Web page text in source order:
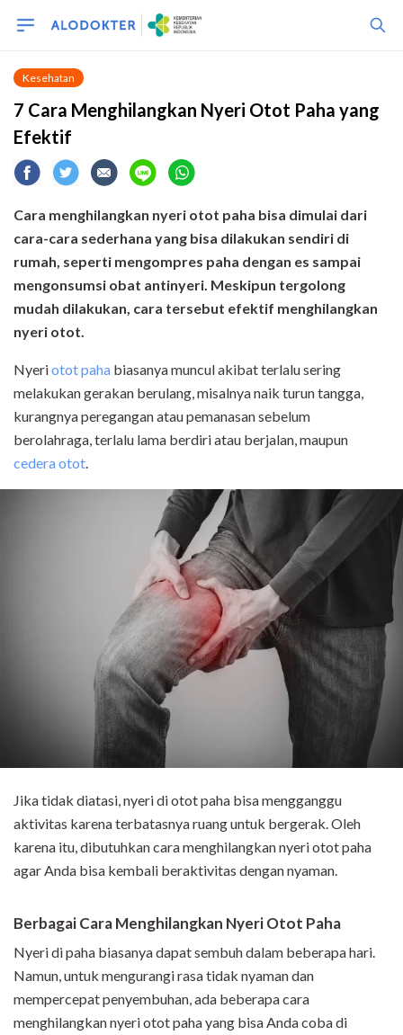
Kesehatan
7 Cara Menghilangkan Nyeri Otot Paha yang
Efektif
Cara menghilangkan nyeri otot paha bisa dimulai dari
cara-cara sederhana yang bisa dilakukan sendiri di
rumah, seperti mengompres paha dengan es sampai
mengonsumsi obat antinyeri. Meskipun tergolong
mudah dilakukan, cara tersebut efektif menghilangkan
nyeri otot.
Nyeriotot paha biasanya muncul akibat terlalu sering
melakukan gerakan berulang, misalnya naik turun tangga,
kurangnya peregangan atau pemanasan sebelum
berolahraga, terlalu lama berdiri atau berjalan, maupun
cedera otot.
Jika tidak diatasi, nyeri di otot paha bisa mengganggu
aktivitas karena terbatasnya ruang untuk bergerak. Oleh
karena itu, dibutuhkan cara menghilangkan nyeri otot paha
agar Anda bisa kembali beraktivitas dengan nyaman.
Berbagai Cara Menghilangkan Nyeri Otot Paha
Nyeri di paha biasanya dapat sembuh dalam beberapa hari.
Namun, untuk mengurangi rasa tidak nyaman dan
mempercepat penyembuhan, ada beberapa cara
menghilangkan nyeri otot paha yang bisa Anda coba di